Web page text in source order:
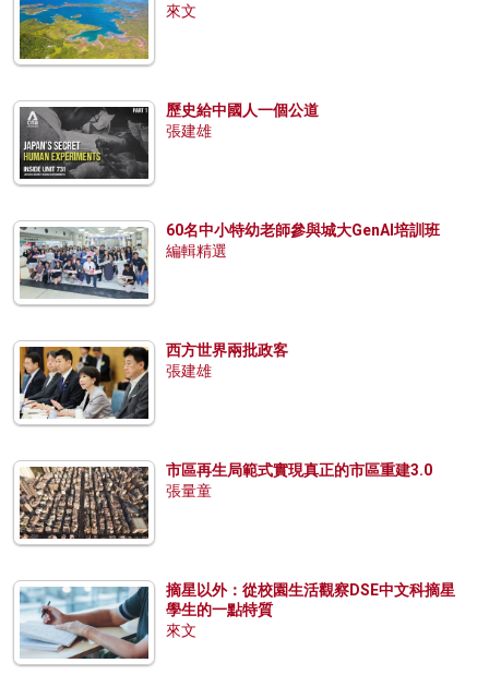
來文
歷史給中國人一個公道
張建雄
60名中小特幼老師參與城大GenAI培訓班
編輯精選
西方世界兩批政客
張建雄
市區再生局範式實現真正的市區重建3.0
張量童
摘星以外：從校園生活觀察DSE中文科摘星
學生的一點特質
來文